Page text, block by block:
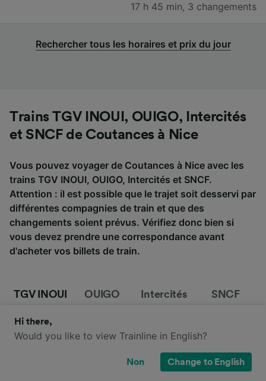
17 h 45 min, 3 changements
Rechercher tous les horaires et prix du jour
Trains TGV INOUI, OUIGO, Intercités
et SNCF de Coutances à Nice
Vous pouvez voyager de Coutances à Nice avec les
trains TGV INOUI, OUIGO, Intercités et SNCF.
Attention : il est possible que le trajet soit desservi par
différentes compagnies de train et que des
changements soient prévus. Vérifiez donc bien si
vous devez prendre une correspondance avant
d'acheter vos billets de train.
TGV INOUI OUIGO Intercités SNCF
Hi there,
Would you like to view Trainline in English?
Non Change to English